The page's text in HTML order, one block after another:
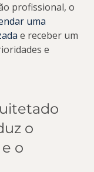
profissional, o
uma
e receber um
e
o
o